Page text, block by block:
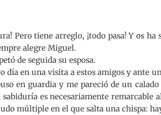
Pero tiene arreglo, ¡todo pasa! Y os
alegre Miguel.
de seguida su esposa.
día en una visita a estos amigos y ante
en guardia y me pareció de un
es necesariamente remarcable
múltiple en el que salta una chispa: